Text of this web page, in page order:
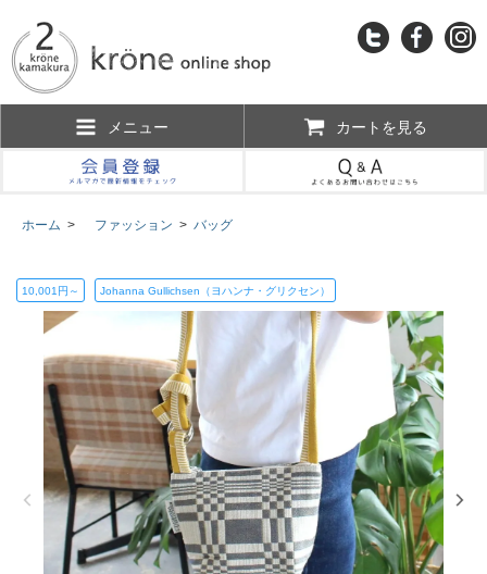
メニュー カートを見る
ホーム > ファッション > バッグ
10,001円～ Johanna Gullichsen（ヨハンナ・グリクセン）